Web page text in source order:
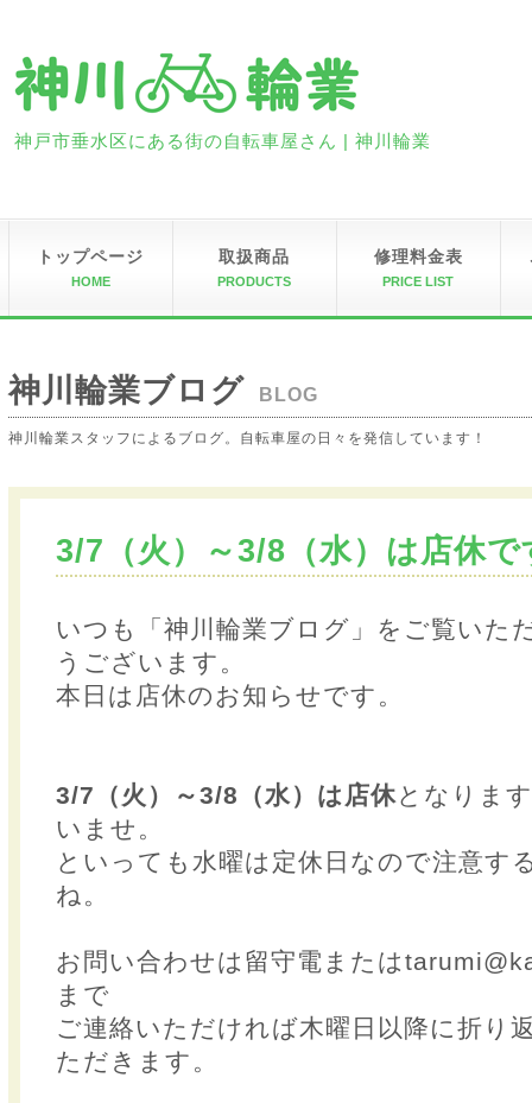
神戸市垂水区にある街の自転車屋さん | 神川輪業
トップページ
HOME
取扱商品
PRODUCTS
修理料金表
PRICE LIST
神川輪業ブログ BLOG
神川輪業スタッフによるブログ。自転車屋の日々を発信しています！
3/7（火）～3/8（水）は店休で
いつも「神川輪業ブログ」をご覧いた
うございます。
本日は店休のお知らせです。
3/7（火）～3/8（水）は店休となりま
いませ。
といっても水曜は定休日なので注意す
ね。
お問い合わせは留守電または
まで
ご連絡いただければ木曜日以降に折り
ただきます。